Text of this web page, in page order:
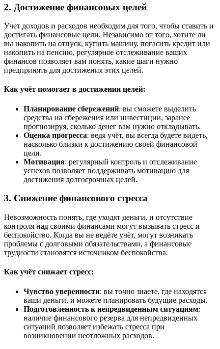
2. Достижение финансовых целей
Учет доходов и расходов необходим для того, чтобы ставить и
достигать финансовые цели. Независимо от того, хотите ли
вы накопить на отпуск, купить машину, погасить кредит или
накопить на пенсию, регулярное отслеживание ваших
финансов позволяет вам понять, какие шаги нужно
предпринять для достижения этих целей.
Как учёт помогает в достижении целей:
Планирование сбережений: вы сможете выделить
средства на сбережения или инвестиции, заранее
прогнозируя, сколько денег вам нужно откладывать.
Оценка прогресса: ведя учёт, вы всегда будете видеть,
насколько близки к достижению своей финансовой
цели.
Мотивация: регулярный контроль и отслеживание
успехов позволяет поддерживать мотивацию для
достижения долгосрочных целей.
3. Снижение финансового стресса
Невозможность понять, где уходят деньги, и отсутствие
контроля над своими финансами могут вызывать стресс и
беспокойство. Когда вы не ведёте учёт, могут возникать
проблемы с долговыми обязательствами, а финансовые
трудности становятся источником беспокойства.
Как учёт снижает стресс:
Чувство уверенности: вы точно знаете, где находятся
ваши деньги, и можете планировать будущие расходы.
Подготовленность к непредвиденным ситуациям:
наличие финансового резерва для непредвиденных
ситуаций позволяет избежать стресса при
возникновении неотложных расходов.